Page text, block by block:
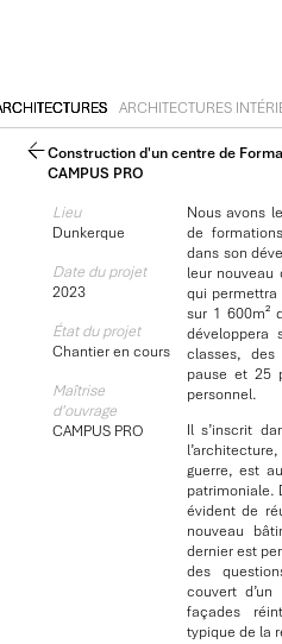
ARCHITECTURES
Construction d'un centre de
CAMPUS PRO
Lieu
Dunkerque
Date du projet
2023
État du projet
Chantier en cours
Maîtrise
d'ouvrage
CAMPUS PRO
Nous avons
de
dans son
leur nouveau
qui permettra
sur 1 600m²
classes,
pause et 25
personnel.
Il s’inscrit
guerre, est
patrimoniale.
évident de
nouveau
dernier est
des
couvert
façades
typique de la